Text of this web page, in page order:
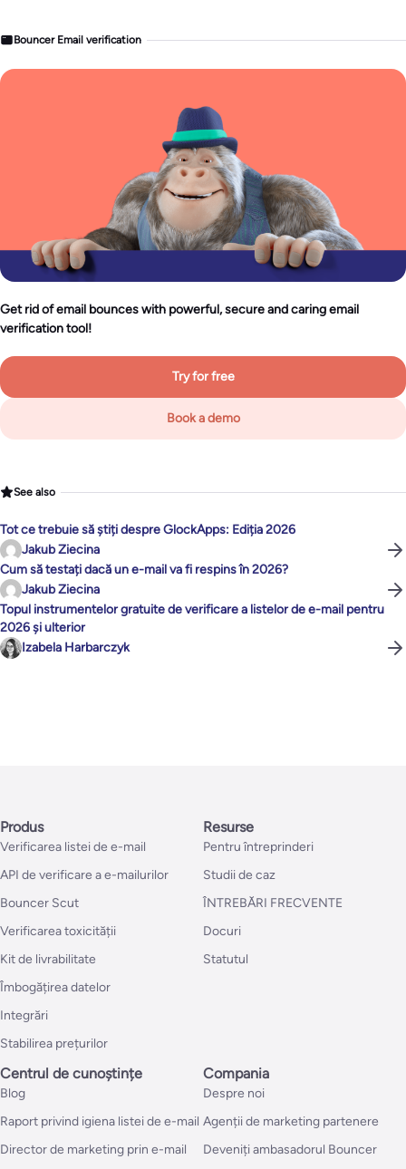
Bouncer Email verification
Get rid of email bounces with powerful, secure and caring email
verification tool!
Try for free
Book a demo
See also
Tot ce trebuie să știți despre GlockApps: Ediția 2026
Jakub Ziecina
Cum să testați dacă un e-mail va fi respins în 2026?
Jakub Ziecina
Topul instrumentelor gratuite de verificare a listelor de e-mail pentru
2026 și ulterior
Izabela Harbarczyk
Produs
Verificarea listei de e-mail
API de verificare a e-mailurilor
Bouncer Scut
Verificarea toxicității
Kit de livrabilitate
Îmbogățirea datelor
Integrări
Stabilirea prețurilor
Resurse
Pentru întreprinderi
Studii de caz
ÎNTREBĂRI FRECVENTE
Docuri
Statutul
Centrul de cunoștințe
Blog
Raport privind igiena listei de e-mail
Director de marketing prin e-mail
Compania
Despre noi
Agenții de marketing partenere
Deveniți ambasadorul Bouncer